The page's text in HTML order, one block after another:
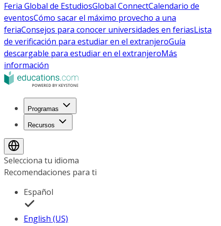
Feria Global de EstudiosGlobal ConnectCalendario de
eventosCómo sacar el máximo provecho a una
feriaConsejos para conocer universidades en feriasLista
de verificación para estudiar en el extranjeroGuía
descargable para estudiar en el extranjeroMás
información
Programas
Recursos
Selecciona tu idioma
Recomendaciones para ti
Español
English (US)